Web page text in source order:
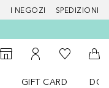
I NEGOZI SPEDIZIONI
StorefinderAl Mio Account
Alla Mia
Al
GIFT CARD